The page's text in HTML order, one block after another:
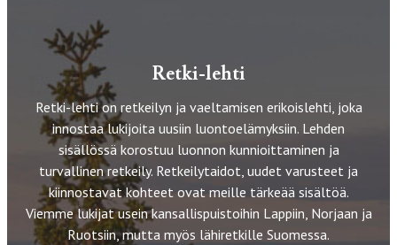
Retki-lehti
Retki-lehti on retkeilyn ja vaeltamisen erikoislehti, joka
innostaa lukijoita uusiin luontoelämyksiin. Lehden
sisällössä korostuu luonnon kunnioittaminen ja
turvallinen retkeily. Retkeilytaidot, uudet varusteet ja
kiinnostavat kohteet ovat meille tärkeää sisältöä.
Viemme lukijat usein kansallispuistoihin Lappiin, Norjaan ja
Ruotsiin, mutta myös lähiretkille Suomessa.